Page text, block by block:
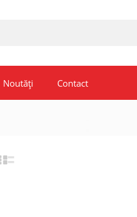
Noutăți Contact